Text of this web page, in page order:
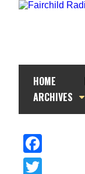
HOME
ARCHIVES
Facebook